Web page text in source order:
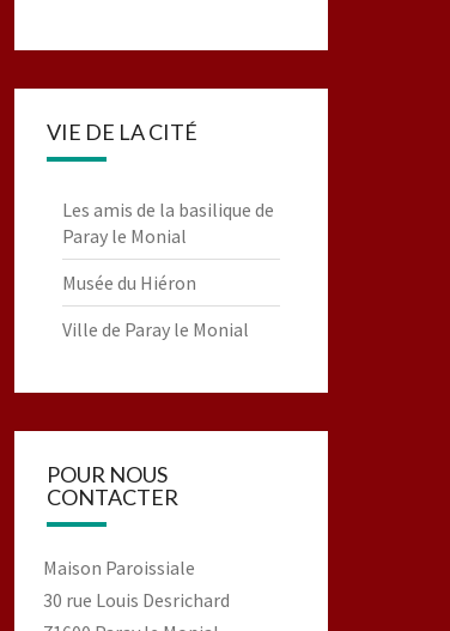
VIE DE LA CITÉ
Les amis de la basilique de
Paray le Monial
Musée du Hiéron
Ville de Paray le Monial
POUR NOUS
CONTACTER
Maison Paroissiale
30 rue Louis Desrichard